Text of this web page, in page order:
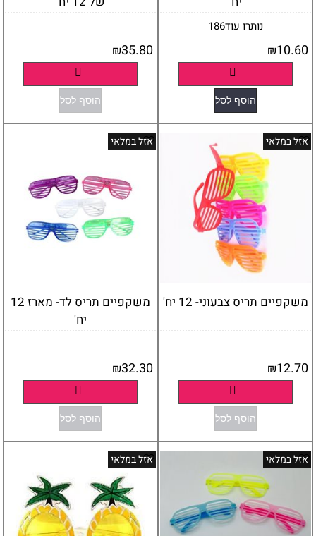
נותרו עוד186
₪10.60
הוסף לסל
₪35.80
הוסף לסל
אזל במלאי
משקפיים תריס צבעוני- 12 יח'
₪12.70
הוסף לסל
אזל במלאי
משקפיים תריס לד- מארז 12
יח'
₪32.30
הוסף לסל
אזל במלאי אזל במלאי